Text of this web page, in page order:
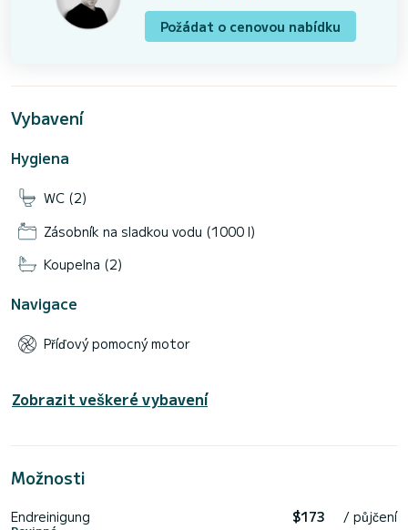
Požádat o cenovou nabídku
Vybavení
Hygiena
WC (2)
Zásobník na sladkou vodu (1000 l)
Koupelna (2)
Navigace
Příďový pomocný motor
Zobrazit veškeré vybavení
Možnosti
Endreinigung $173 / půjčení